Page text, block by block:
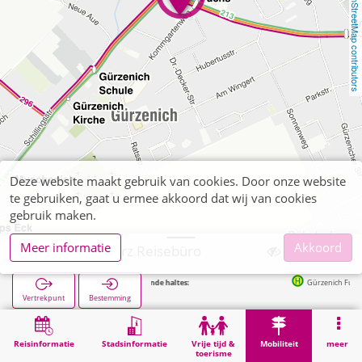
OpenStreetMap contributors
Reisinformatie Stadsinformatie
Vrije tijd &
toerisme
Mobiliteit meer
Düren, Schwarz Reisebüro
Vertrekpunt Bestemming
Volgende haltes: Gürzenich Fuchs in
Mobiliteit Verkoop van tickets Düren, Schwarz Reisebüro
Deze website maakt gebruik van cookies. Door onze website
te gebruiken, gaat u ermee akkoord dat wij van cookies
gebruik maken.
Meer informatie
Akkoord